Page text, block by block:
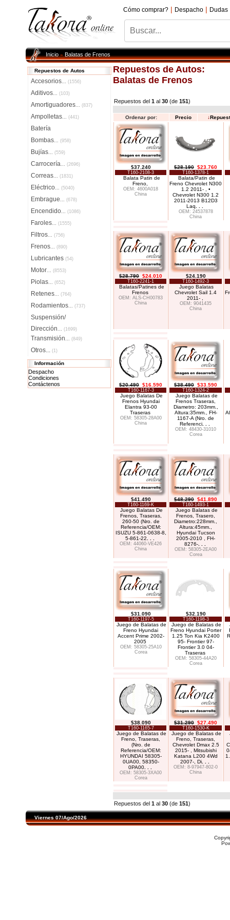
Cómo comprar? | Despacho | Dudas
Inicio»Balatas de Frenos
Repuestos de Autos
Accesorios... (1556)
Aditivos... (103)
Amortiguadores... (837)
Ampolletas... (441)
Batería
Bombas... (958)
Bujías... (559)
Carrocería... (2696)
Correas... (1831)
Eléctrico... (5040)
Embrague... (678)
Encendido... (1086)
Faroles... (1555)
Filtros... (756)
Frenos... (890)
Lubricantes (54)
Motor... (8553)
Piolas... (652)
Retenes... (764)
Rodamientos... (737)
Suspensión/
Dirección... (1699)
Transmisión... (849)
Otros... (1)
Información
Despacho
Condiciones
Contáctenos
Repuestos de Autos:
Balatas de Frenos
Repuestos del 1 al 30 (de 151)
Ordenar por: Precio ↓
$37.240
T160-2108-3
Balata Patin de
Freno,
OEM: 4600A018
China
$28.190 $23.760
T160-1378-1
Balata/Patin de
Freno Chevrolet N300
1.2 2011- , •
Chevrolet N300 1.2
2011-2013 B12D3
Laq
OEM: 24537878
China
$28.790 $24.010
T160-2241-1
Balatas/Patines de
Frenos
OEM: ALS-CH00783
China
$24.190
T160-1492-3
Juego Balatas
Chevrolet Sail 1.4
2011- ,
OEM: 9041435
China
$20.490 $16.590
T160-1167-3
Juego Balatas De
Frenos Hyundai
Elantra 93-00
Traseras
OEM: 58305-28A00
China
$38.490 $33.590
T160-1324-2
Juego Balatas de
Frenos Traseras,
Diametro: 203mm.,
Altura:35mm., FH-
1167-A (Nro. de
Referenci
OEM: 48430-31010
Corea
$41.490
T160-1169-K
Juego Balatas De
Frenos, Traseras,
260-50 (Nro. de
Referencia/OEM:
ISUZU 5-861-0638-8,
5-861-22
OEM: 44060-VE426
China
$48.290 $41.890
T160-1493-1
Juego Balatas de
Frenos, Trasero,
Diametro:228mm.,
Altura:45mm.,
Hyundai Tucson
2005-2010 , FH-
8276-. . .
OEM: 58305-2EA00
Corea
$31.090
T160-1197-5
Juego de Balatas de
Freno Hyundai
Accent Prime 2002-
2005
OEM: 58305-25A10
Corea
$32.190
T160-1198-3
Juego de Balatas de
Freno Hyundai Porter
1.25 Ton Kia K2400
95- Frontier 97-
Frontier 3.0 04-
Traseras
OEM: 58305-44A20
Corea
$38.090
T160-1165-7
Juego de Balatas de
Freno, Traseras,
(Nro. de
Referencia/OEM:
HYUNDAI 58305-
0UA00, 58350-
0PA00. . .
OEM: 58305-3XA00
Corea
$31.290 $27.490
T160-1530-K
Juego de Balatas de
Freno, Traseras,
Chevrolet Dmax 2.5
2015- , Mitsubishi
Katana L200 4Wd
2007-, Di
OEM: 8-97947-802-0
China
Repuestos del 1 al 30 (de 151)
Viernes 07/Ago/2026